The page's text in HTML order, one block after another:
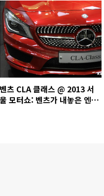
벤츠 CLA 클래스 @ 2013 서
울 모터쇼: 벤츠가 내놓은 엔트